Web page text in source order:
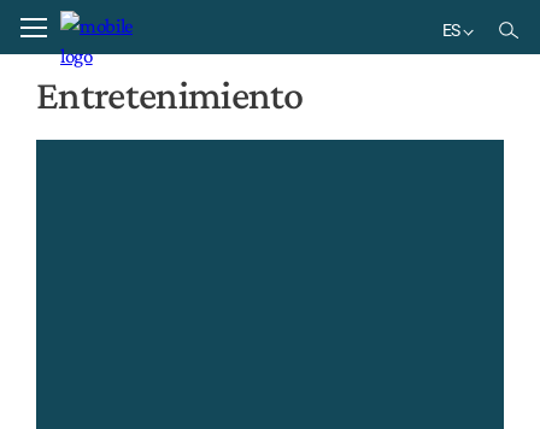
ES
BR
Home Entretenimiento
Entretenimiento